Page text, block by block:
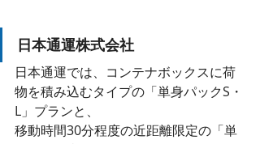
日本通運株式会社
日本通運では、コンテナボックスに荷
物を積み込むタイプの「単身パックS・
L」プランと、
移動時間30分程度の近距離限定の「単